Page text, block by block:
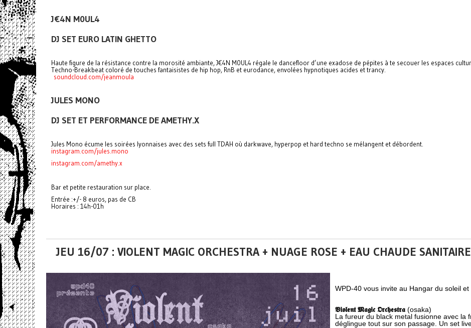
J€4N M0UL4
DJ SET EURO LATIN GHETTO
Haute figure de la résistance contre la morosité ambiante, J€4N M0UL4 régale le dancefloor d’une exadose de pépites à te secouer les espaces
Techno-Breakbeat coloré de touches fantaisistes de hip hop, RnB et eurodance, envolées hypnotiques acides et trancy.
soundcloud.com/jeanmoula
JULES MONO
DJ SET ET PERFORMANCE DE AMETHY.X
Jules Mono écume les soirées lyonnaises avec des sets full TDAH où darkwave, hyperpop et hard techno se mélangent et débordent.
instagram.com/jules.mono
instagram.com/amethy.x
Bar et petite restauration sur place.
Entrée :+/- 8 euros, pas de CB
Horaires : 14h-01h
JEU 16/07 : VIOLENT MAGIC ORCHESTRA + NUAGE ROSE + EAU CHAUDE
WPD-40 vous invite au Hangar du soleil et
𝖁𝖎𝖔𝖑𝖊𝖓𝖙 𝕸𝖆𝖌𝖎𝖈 𝕺𝖗𝖈𝖍𝖊𝖘𝖙𝖗𝖆 (osaka)
La fureur du black metal fusionne avec la
déglingue tout sur son passage. Un set